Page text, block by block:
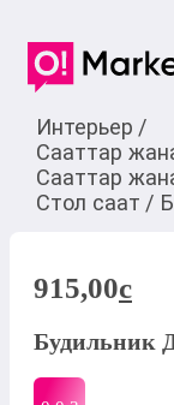
Интерьер /
Сааттар
Сааттар
Стол саат /
915,00c
Будильник